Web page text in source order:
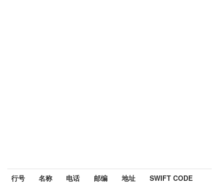
行号 名称 电话 邮编 地址 SWIFT CODE